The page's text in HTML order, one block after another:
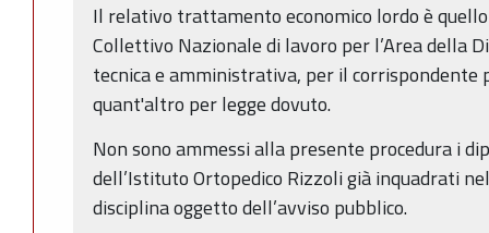
Il relativo trattamento economico lordo è
Collettivo Nazionale di lavoro per l’Area della
tecnica e amministrativa, per il
quant'altro per legge dovuto.
Non sono ammessi alla presente procedura i
dell’Istituto Ortopedico Rizzoli già inquadrati
disciplina oggetto dell’avviso pubblico.